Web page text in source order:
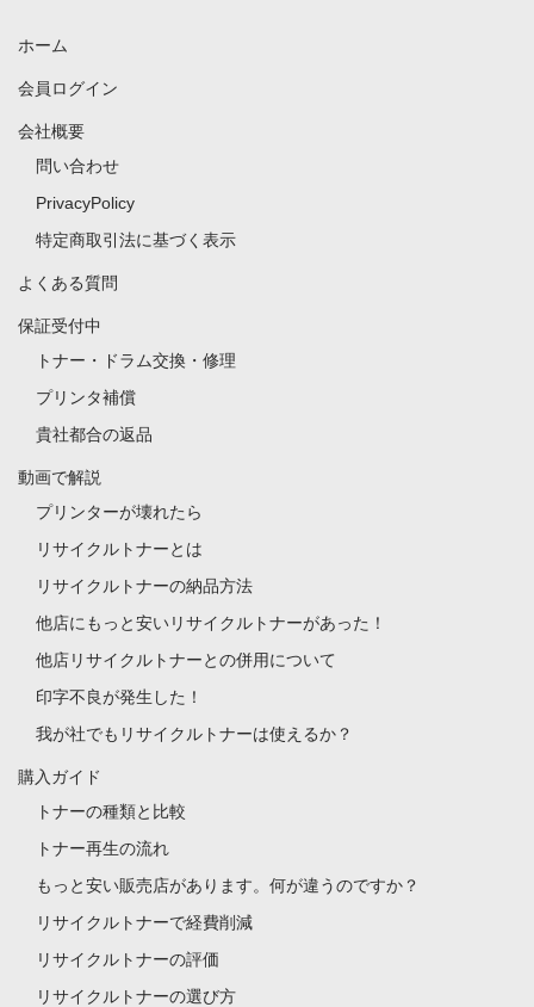
ホーム
会員ログイン
会社概要
問い合わせ
PrivacyPolicy
特定商取引法に基づく表示
よくある質問
保証受付中
トナー・ドラム交換・修理
プリンタ補償
貴社都合の返品
動画で解説
プリンターが壊れたら
リサイクルトナーとは
リサイクルトナーの納品方法
他店にもっと安いリサイクルトナーがあった！
他店リサイクルトナーとの併用について
印字不良が発生した！
我が社でもリサイクルトナーは使えるか？
購入ガイド
トナーの種類と比較
トナー再生の流れ
もっと安い販売店があります。何が違うのですか？
リサイクルトナーで経費削減
リサイクルトナーの評価
リサイクルトナーの選び方